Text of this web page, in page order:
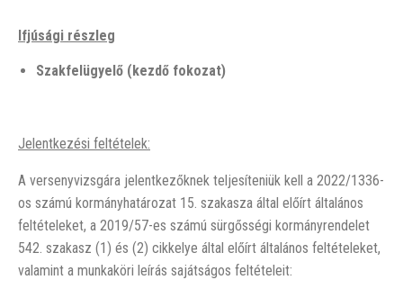
Ifjúsági részleg
Szakfelügyelő (kezdő fokozat)
Jelentkezési feltételek:
A versenyvizsgára jelentkezőknek teljesíteniük kell a 2022/1336-
os számú kormányhatározat 15. szakasza által előírt általános
feltételeket, a 2019/57-es számú sürgősségi kormányrendelet
542. szakasz (1) és (2) cikkelye által előírt általános feltételeket,
valamint a munkaköri leírás sajátságos feltételeit: